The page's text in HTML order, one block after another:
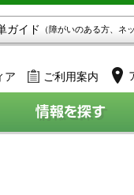
ガイド （障がいのある方、ネ
ア ご利用案内